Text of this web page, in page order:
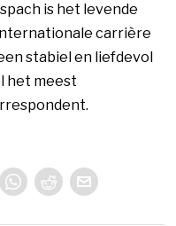
is het levende
carrière
stabiel en liefdevol
het meest